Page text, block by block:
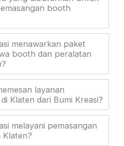
booth
menawarkan paket
booth dan peralatan
layanan
Klaten dari Bumi Kreasi?
melayani pemasangan